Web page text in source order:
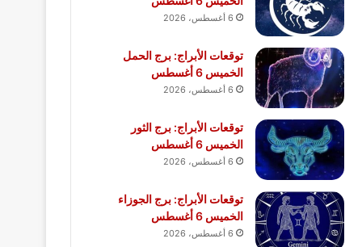
6 أغسطس، 2026
توقعات الأبراج: برج الحمل
الخميس 6 أغسطس
6 أغسطس، 2026
توقعات الأبراج: برج الثور
الخميس 6 أغسطس
6 أغسطس، 2026
توقعات الأبراج: برج الجوزاء
الخميس 6 أغسطس
6 أغسطس، 2026